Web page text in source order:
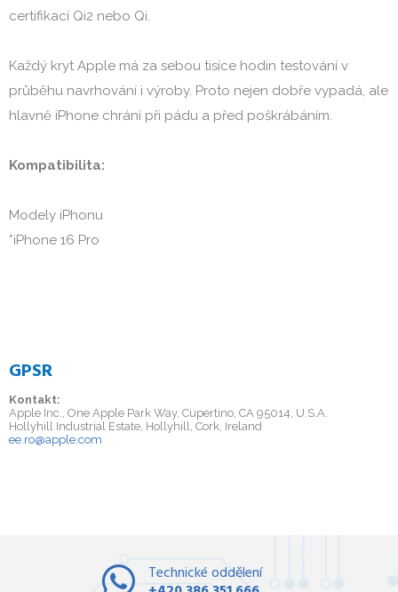
certifikací Qi2 nebo Qi.
Každý kryt Apple má za sebou tisíce hodin testování v
průběhu navrhování i výroby. Proto nejen dobře vypadá, ale
hlavně iPhone chrání při pádu a před poškrábáním.
Kompatibilita:
Modely iPhonu
*iPhone 16 Pro
GPSR
Kontakt:
Apple Inc., One Apple Park Way, Cupertino, CA 95014, U.S.A.
Hollyhill Industrial Estate, Hollyhill, Cork, Ireland
ee.ro@apple.com
Technické oddělení